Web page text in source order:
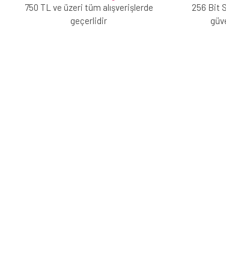
750 TL ve üzeri tüm alışverişlerde
geçerlidir
256 Bit